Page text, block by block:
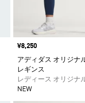
価格
¥8,250
アディダス オリジナ
レギンス
レディース オリジナ
NEW